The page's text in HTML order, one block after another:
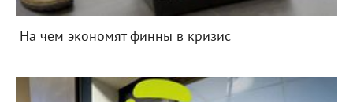
На чем экономят финны в кризис